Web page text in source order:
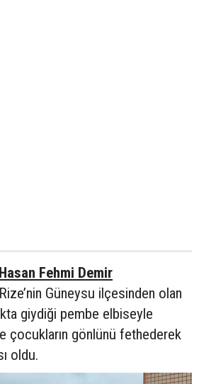
Fehmi Demir
Güneysu ilçesinden olan
giydiği pembe elbiseyle
çocukların gönlünü fethederek
oldu.